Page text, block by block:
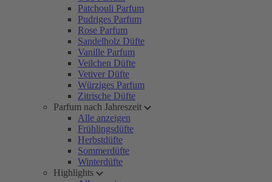
Patchouli Parfum
Pudriges Parfum
Rose Parfum
Sandelholz Düfte
Vanille Parfum
Veilchen Düfte
Vetiver Düfte
Würziges Parfum
Zitrische Düfte
Parfum nach Jahreszeit
Alle anzeigen
Frühlingsdüfte
Herbstdüfte
Sommerdüfte
Winterdüfte
Highlights